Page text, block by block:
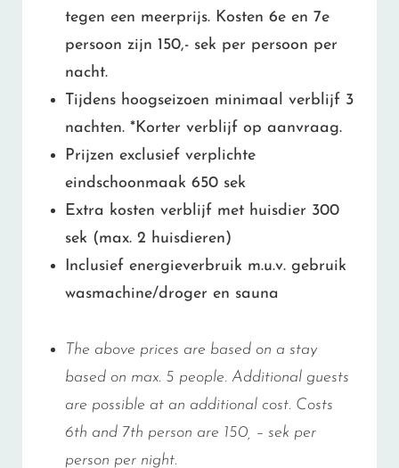
tegen een meerprijs. Kosten 6e en 7e
persoon zijn 150,- sek per persoon per
nacht.
Tijdens hoogseizoen minimaal verblijf 3
nachten. *Korter verblijf op aanvraag.
Prijzen exclusief verplichte
eindschoonmaak 650 sek
Extra kosten verblijf met huisdier 300
sek (max. 2 huisdieren)
Inclusief energieverbruik m.u.v. gebruik
wasmachine/droger en sauna
The above prices are based on a stay
based on max. 5 people. Additional guests
are possible at an additional cost. Costs
6th and 7th person are 150, – sek per
person per night.